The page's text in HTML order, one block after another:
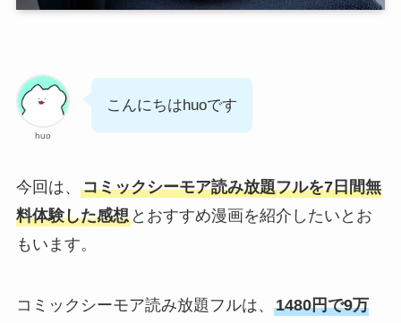
huo
こんにちはhuoです
今回は、 コミックシーモア読み放題フルを7日間無
料体験した感想とおすすめ漫画を紹介したいとお
もいます。
コミックシーモア読み放題フルは、 1480円で9万